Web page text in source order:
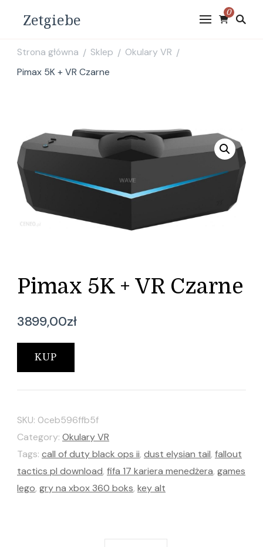
Zetgiebe 0
Strona główna / Sklep / Okulary VR /
Pimax 5K + VR Czarne
Pimax 5K + VR Czarne
3899,00zł
KUP
SKU: 0ceb596ffb5f
Category: Okulary VR
Tags: call of duty black ops ii, dust elysian tail, fallout
tactics pl download, fifa 17 kariera menedżera, games
lego, gry na xbox 360 boks, key alt